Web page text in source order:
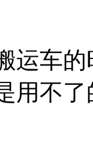
运车
用不了